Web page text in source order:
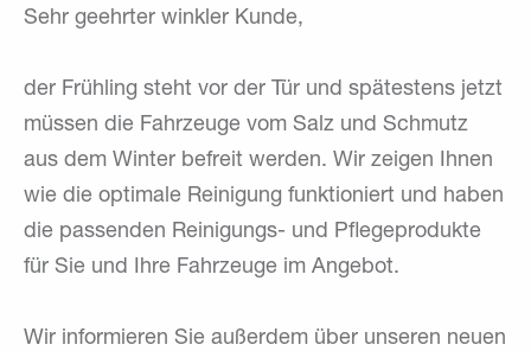
Sehr geehrter winkler Kunde,
der Frühling steht vor der Tür und spätestens jetzt
müssen die Fahrzeuge vom Salz und Schmutz
aus dem Winter befreit werden. Wir zeigen Ihnen
wie die optimale Reinigung funktioniert und haben
die passenden Reinigungs- und Pflegeprodukte
für Sie und Ihre Fahrzeuge im Angebot.
Wir informieren Sie außerdem über unseren neuen